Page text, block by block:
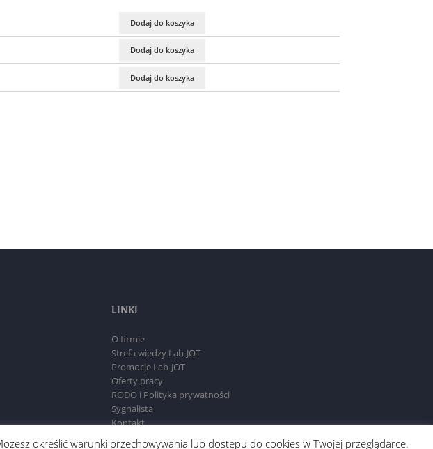
Dodaj do koszyka
Dodaj do koszyka
Dodaj do koszyka
LINKI
O firmie
Strefa wiedzy Lab-JOT
Promocje Lab-JOT
Oferty pracy
RODO i Polityka prywatności
Sygnalista
Kontakt
określić warunki przechowywania lub dostępu do cookies w Twojej przeglądarce.